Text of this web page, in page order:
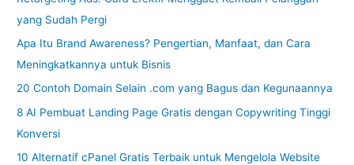
yang Sudah Pergi
Apa Itu Brand Awareness? Pengertian, Manfaat, dan Cara
Meningkatkannya untuk Bisnis
20 Contoh Domain Selain .com yang Bagus dan Kegunaannya
8 AI Pembuat Landing Page Gratis dengan Copywriting Tinggi
Konversi
10 Alternatif cPanel Gratis Terbaik untuk Mengelola Website